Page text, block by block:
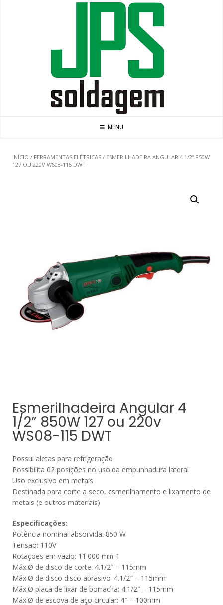
MENU
INÍCIO / FERRAMENTAS ELÉTRICAS / ESMERILHADEIRA ANGULAR 4 1/2” 850W
127 OU 220V WS08-115 DWT
Esmerilhadeira Angular 4
1/2” 850W 127 ou 220v
WS08-115 DWT
Possui aletas para refrigeração
Possibilita 02 posições no uso da empunhadura lateral
Uso exclusivo em metais
Destinada para corte a seco, esmerilhamento e lixamento de
metais (e outros materiais)
Especificações:
Potência nominal absorvida: 850 W
Tensão: 110V
Rotações em vazio: 11.000 min-1
Máx.Ø de disco de corte: 4.1/2″ – 115mm
Máx.Ø de disco disco abrasivo: 4.1/2″ – 115mm
Máx.Ø placa de lixar de borracha: 4.1/2″ – 115mm
Máx.Ø de escova de aço circular: 4″ – 100mm